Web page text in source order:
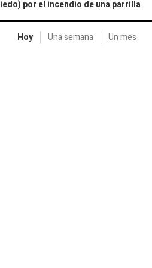
por el incendio de una parrilla
Hoy Una semana Un mes